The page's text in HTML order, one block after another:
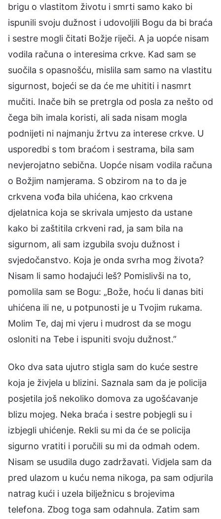
brigu o vlastitom životu i smrti samo kako bi
ispunili svoju dužnost i udovoljili Bogu da bi braća
i sestre mogli čitati Božje riječi. A ja uopće nisam
vodila računa o interesima crkve. Kad sam se
suočila s opasnošću, mislila sam samo na vlastitu
sigurnost, bojeći se da će me uhititi i nasmrt
mučiti. Inače bih se pretrgla od posla za nešto od
čega bih imala koristi, ali sada nisam mogla
podnijeti ni najmanju žrtvu za interese crkve. U
usporedbi s tom braćom i sestrama, bila sam
nevjerojatno sebična. Uopće nisam vodila računa
o Božjim namjerama. S obzirom na to da je
crkvena vođa bila uhićena, kao crkvena
djelatnica koja se skrivala umjesto da ustane
kako bi zaštitila crkveni rad, ja sam bila na
sigurnom, ali sam izgubila svoju dužnost i
svjedočanstvo. Koja je onda svrha mog života?
Nisam li samo hodajući leš? Pomislivši na to,
pomolila sam se Bogu: „Bože, hoću li danas biti
uhićena ili ne, u potpunosti je u Tvojim rukama.
Molim Te, daj mi vjeru i mudrost da se mogu
osloniti na Tebe i ispuniti svoju dužnost.”
Oko dva sata ujutro stigla sam do kuće sestre
koja je živjela u blizini. Saznala sam da je policija
posjetila još nekoliko domova za ugošćavanje
blizu mojeg. Neka braća i sestre pobjegli su i
izbjegli uhićenje. Rekli su mi da će se policija
sigurno vratiti i poručili su mi da odmah odem.
Nisam se usudila dugo zadržavati. Vidjela sam da
pred ulazom u kuću nema nikoga, pa sam odjurila
natrag kući i uzela bilježnicu s brojevima
telefona. Zbog toga sam odahnula. Zatim sam